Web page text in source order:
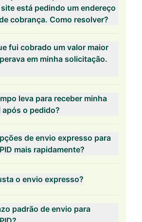
de 2 Anos
está pedindo um endereço
cobrança. Como resolver?
fui cobrado um valor maior
em minha solicitação.
leva para receber minha
após o pedido?
de envio expresso para
mais rapidamente?
o envio expresso?
padrão de envio para